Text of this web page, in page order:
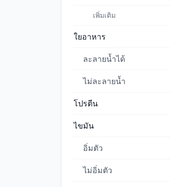
เพิ่มเติม
ใยอาหาร
ละลายน้ำได้
ไม่ละลายน้ำ
โปรตีน
ไขมัน
อิ่มตัว
ไม่อิ่มตัว